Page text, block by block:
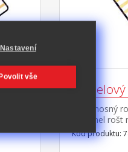
samonosný
14 lamel
postele, do
laťkový rošt R1
Kód produktu:
Nastavení
vše